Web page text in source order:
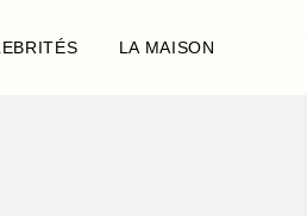
LA MAISON